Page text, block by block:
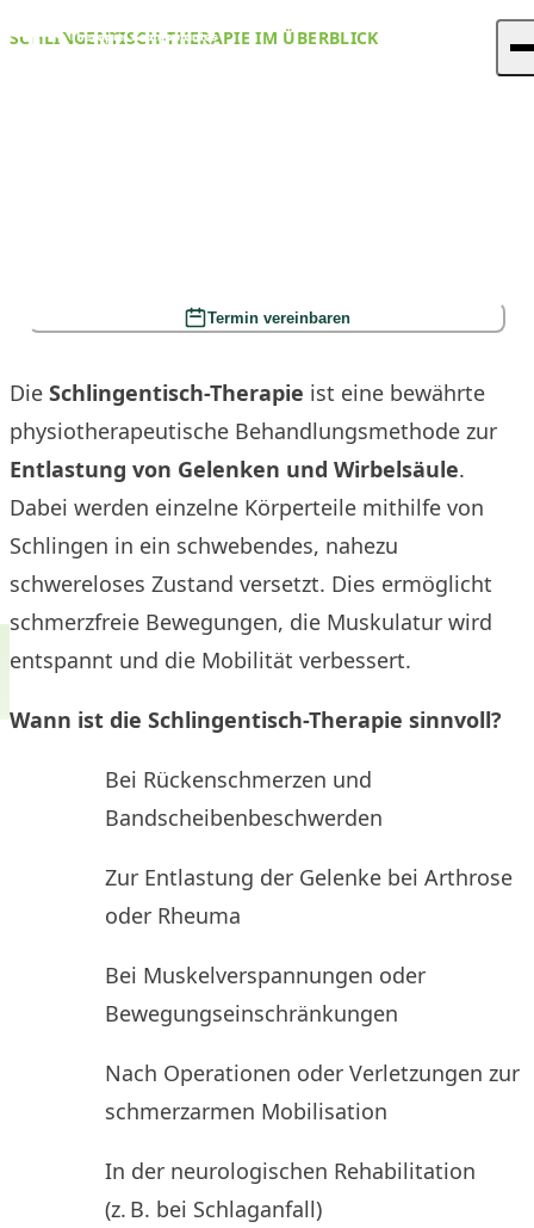
Jetzt Termin vereinbaren
SCHLINGENTISCH-THERAPIE IM ÜBERBLICK
Termin vereinbaren
Die Schlingentisch-Therapie ist eine bewährte
physiotherapeutische Behandlungsmethode zur
Entlastung von Gelenken und Wirbelsäule.
Dabei werden einzelne Körperteile mithilfe von
Schlingen in ein schwebendes, nahezu
schwereloses Zustand versetzt. Dies ermöglicht
schmerzfreie Bewegungen, die Muskulatur wird
entspannt und die Mobilität verbessert.
Wann ist die Schlingentisch-Therapie sinnvoll?
Bei Rückenschmerzen und
Bandscheibenbeschwerden
Zur Entlastung der Gelenke bei Arthrose
oder Rheuma
Bei Muskelverspannungen oder
Bewegungseinschränkungen
Nach Operationen oder Verletzungen zur
schmerzarmen Mobilisation
In der neurologischen Rehabilitation
(z. B. bei Schlaganfall)